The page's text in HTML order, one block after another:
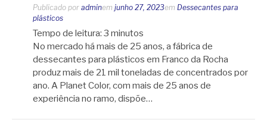
Publicado por adminem junho 27, 2023em Dessecantes para
plásticos
Tempo de leitura: 3 minutos
No mercado há mais de 25 anos, a fábrica de
dessecantes para plásticos em Franco da Rocha
produz mais de 21 mil toneladas de concentrados por
ano. A Planet Color, com mais de 25 anos de
experiência no ramo, dispõe…